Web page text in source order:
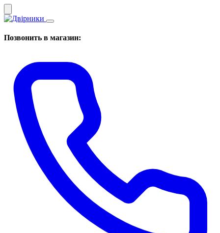
Позвонить в магазин: